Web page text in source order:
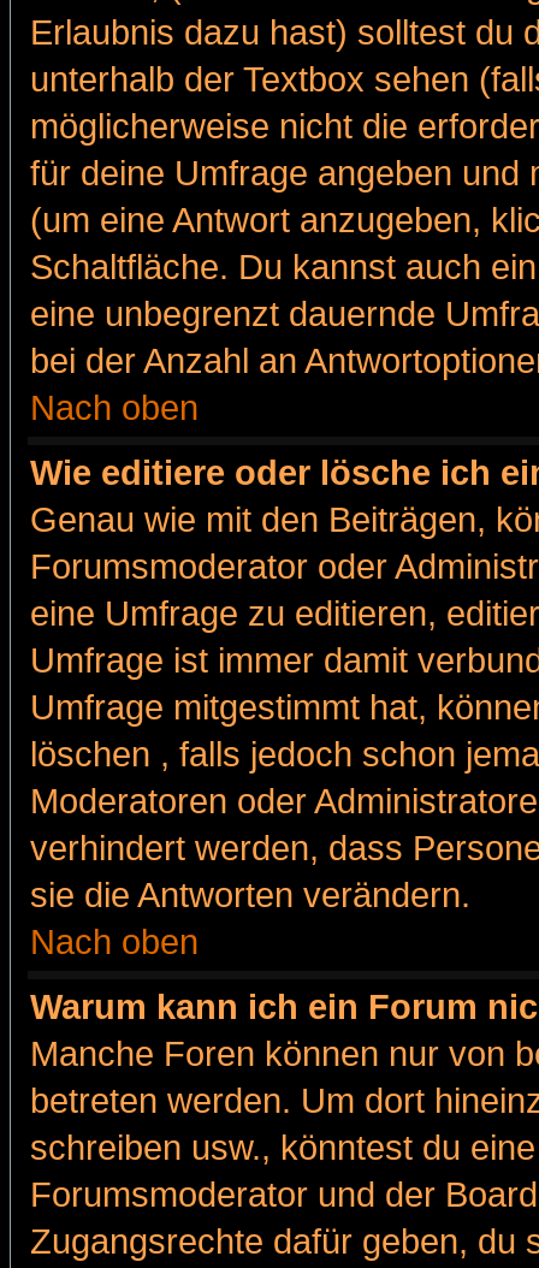
Erlaubnis dazu hast) solltest du
unterhalb der Textbox sehen
möglicherweise nicht die
für deine Umfrage angeben und
(um eine Antwort anzugeben,
Schaltfläche. Du kannst auch
eine unbegrenzt dauernde
bei der Anzahl an
Nach oben
Wie editiere oder lösche ich
Genau wie mit den Beiträgen,
Forumsmoderator oder
eine Umfrage zu editieren,
Umfrage ist immer damit
Umfrage mitgestimmt hat,
löschen , falls jedoch schon
Moderatoren oder
verhindert werden, dass
sie die Antworten verändern.
Nach oben
Warum kann ich ein Forum
Manche Foren können nur von
betreten werden. Um dort
schreiben usw., könntest du
Forumsmoderator und der
Zugangsrechte dafür geben, du